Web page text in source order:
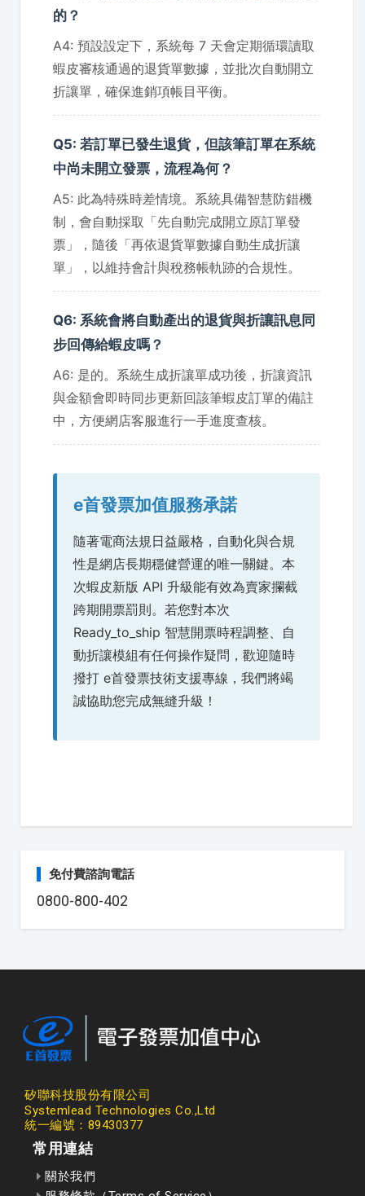
的？
A4: 預設設定下，系統每 7 天會定期循環讀取
蝦皮審核通過的退貨單數據，並批次自動開立
折讓單，確保進銷項帳目平衡。
Q5: 若訂單已發生退貨，但該筆訂單在系統
中尚未開立發票，流程為何？
A5: 此為特殊時差情境。系統具備智慧防錯機
制，會自動採取「先自動完成開立原訂單發
票」，隨後「再依退貨單數據自動生成折讓
單」，以維持會計與稅務帳軌跡的合規性。
Q6: 系統會將自動產出的退貨與折讓訊息同
步回傳給蝦皮嗎？
A6: 是的。系統生成折讓單成功後，折讓資訊
與金額會即時同步更新回該筆蝦皮訂單的備註
中，方便網店客服進行一手進度查核。
e首發票加值服務承諾
隨著電商法規日益嚴格，自動化與合規
性是網店長期穩健營運的唯一關鍵。本
次蝦皮新版 API 升級能有效為賣家攔截
跨期開票罰則。若您對本次
Ready_to_ship 智慧開票時程調整、自
動折讓模組有任何操作疑問，歡迎隨時
撥打 e首發票技術支援專線，我們將竭
誠協助您完成無縫升級！
免付費諮詢電話
0800-800-402
矽聯科技股份有限公司
Systemlead Technologies Co.,Ltd
統一編號：89430377
常用連結
關於我們